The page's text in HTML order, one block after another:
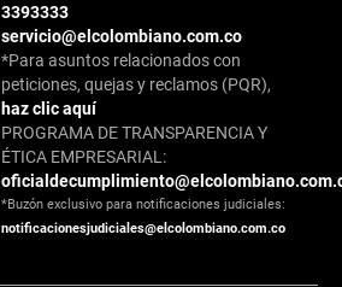
3393333
servicio@elcolombiano.com.co
*Para asuntos relacionados con
peticiones, quejas y reclamos (PQR),
haz clic aquí
PROGRAMA DE TRANSPARENCIA Y
ÉTICA EMPRESARIAL:
*Buzón exclusivo para notificaciones judiciales:
notificacionesjudiciales@elcolombiano.com.co